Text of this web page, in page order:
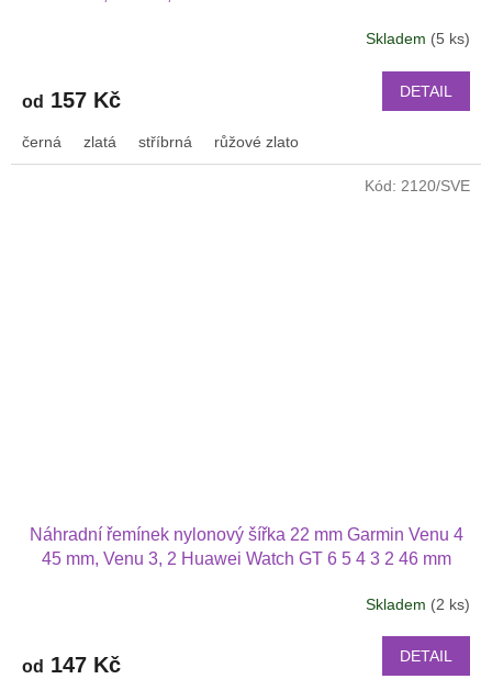
Skladem (5 ks)
od 157 Kč DETAIL
černá zlatá stříbrná růžové zlato
Náhradní řemínek nylonový šířka 22 mm Garmin Venu 4
45 mm, Venu 3, 2 Huawei Watch GT 6 5 4 3 2 46 mm
Skladem (2 ks)
od 147 Kč DETAIL
Kód: 2120/SVE